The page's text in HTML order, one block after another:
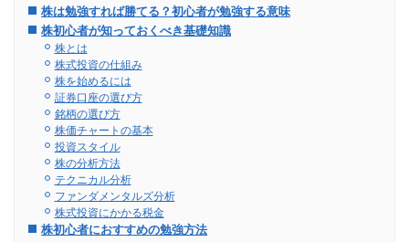
株は勉強すれば勝てる？初心者が勉強する意味
株初心者が知っておくべき基礎知識
株とは
株式投資の仕組み
株を始めるには
証券口座の選び方
銘柄の選び方
株価チャートの基本
投資スタイル
株の分析方法
テクニカル分析
ファンダメンタルズ分析
株式投資にかかる税金
株初心者におすすめの勉強方法